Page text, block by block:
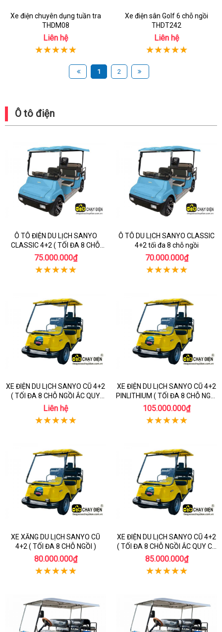
Xe điện chuyên dụng tuần tra
THDM08
Liên hệ
Xe điện sân Golf 6 chỗ ngồi
THDT242
Liên hệ
1 2
Ô tô điện
Ô TÔ ĐIỆN DU LỊCH SANYO
CLASSIC 4+2 ( TỐI ĐA 8 CHỖ
NGỒI ẮC QUY CŨ )
75.000.000₫
Ô TÔ DU LỊCH SANYO CLASSIC
4+2 tối đa 8 chỗ ngồi
70.000.000₫
XE ĐIỆN DU LỊCH SANYO CŨ 4+2
( TỐI ĐA 8 CHỖ NGỒI ẮC QUY
MỚI )
Liên hệ
XE ĐIỆN DU LỊCH SANYO CŨ 4+2
PINLITHIUM ( TỐI ĐA 8 CHỖ NGỒI
)
105.000.000₫
XE XĂNG DU LỊCH SANYO CŨ
4+2 ( TỐI ĐA 8 CHỖ NGỒI )
80.000.000₫
XE ĐIỆN DU LỊCH SANYO CŨ 4+2
( TỐI ĐA 8 CHỖ NGỒI ẮC QUY CŨ
)
85.000.000₫